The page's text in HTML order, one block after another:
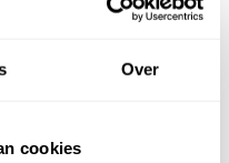
Over
cookies